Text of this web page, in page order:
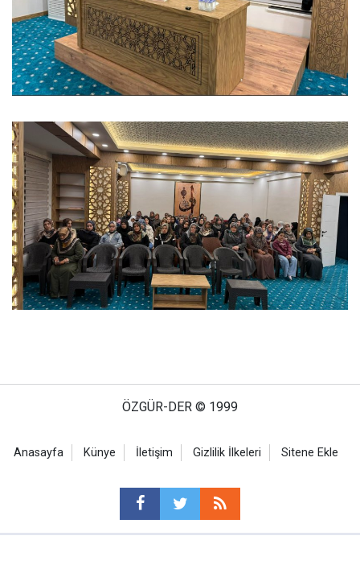
ÖZGÜR-DER © 1999
Anasayfa Künye İletişim Gizlilik İlkeleri Sitene Ekle